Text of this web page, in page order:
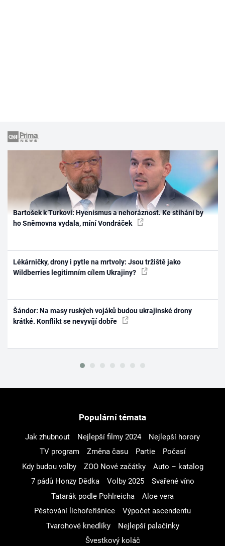
Bartošek k Turkovi: Hyenismus a nehoráznost. Ke stíhání by
ho Sněmovna vydala, míní Vondráček
Lékárničky, drony i pytle na mrtvoly: Jsou tržiště jako
Wildberries legitimním cílem Ukrajiny?
Šándor: Na masy ruských vojáků budou ukrajinské drony
krátké. Konflikt se nevyvíjí dobře
Populární témata
Jak zhubnout Nejlepší filmy 2024
Nejlepší horory
TV program
Změna času Partie
Počasí
Kdy budou volby
ZOO Nové začátky
Auto – katalog
7 pádů Honzy Dědka
Volby 2025
Svařené víno
Tatarák podle Pohlreicha
Aloe vera
Pěstování lichořeřišnice
Výpočet ascendentu
Tvarohové knedlíky
Nejlepší palačinky
Švestkový koláč